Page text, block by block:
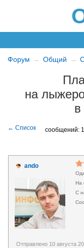
Форум Общий
на
в
сообщений:
ando
Отправлено 10 августа